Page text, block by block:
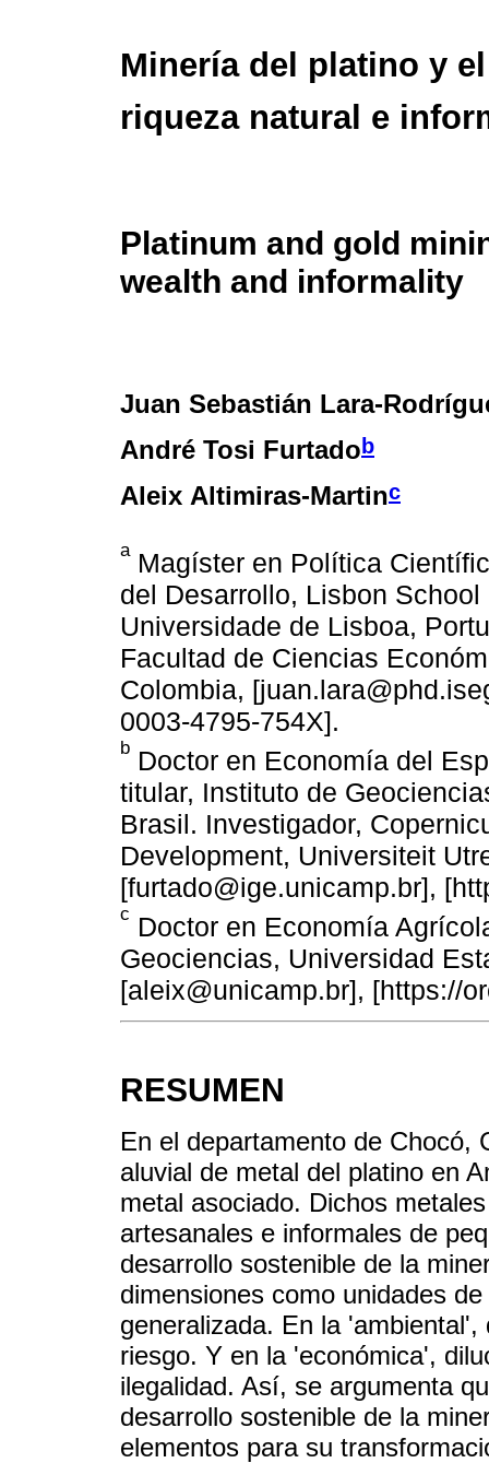
Minería del platino y
riqueza natural e
Platinum and gold
wealth and informality
Juan Sebastián Lara-
André Tosi Furtado b
Aleix Altimiras-Martinc
aMagíster en Política
del Desarrollo, Lisbon
Universidade de Lisboa,
Facultad de Ciencias
Colombia,
0003-4795-754X].
b Doctor en Economía del
titular, Instituto de
Brasil. Investigador,
Development, Universiteit
[furtado@ige.unicamp.br],
c Doctor en Economía
Geociencias, Universidad
[aleix@unicamp.br], [https://
RESUMEN
En el departamento de Chocó,
aluvial de metal del platino en
metal asociado. Dichos
artesanales e informales de
desarrollo sostenible de la
dimensiones como unidades
generalizada. En la
riesgo. Y en la 'económica',
ilegalidad. Así, se argumenta
desarrollo sostenible de la
elementos para su